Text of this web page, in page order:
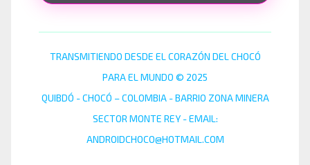
TRANSMITIENDO DESDE EL CORAZÓN DEL CHOCÓ
PARA EL MUNDO © 2025
QUIBDÓ - CHOCÓ – COLOMBIA - BARRIO ZONA MINERA
SECTOR MONTE REY - EMAIL:
ANDROIDCHOCO@HOTMAIL.COM